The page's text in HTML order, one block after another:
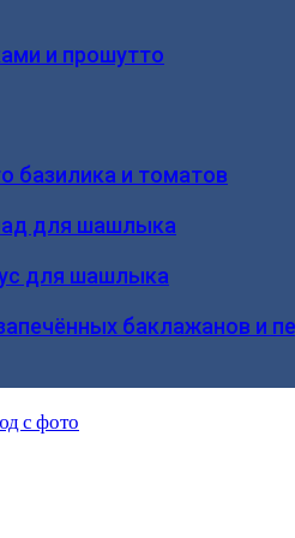
и прошутто
базилика и томатов
для шашлыка
для шашлыка
баклажанов и